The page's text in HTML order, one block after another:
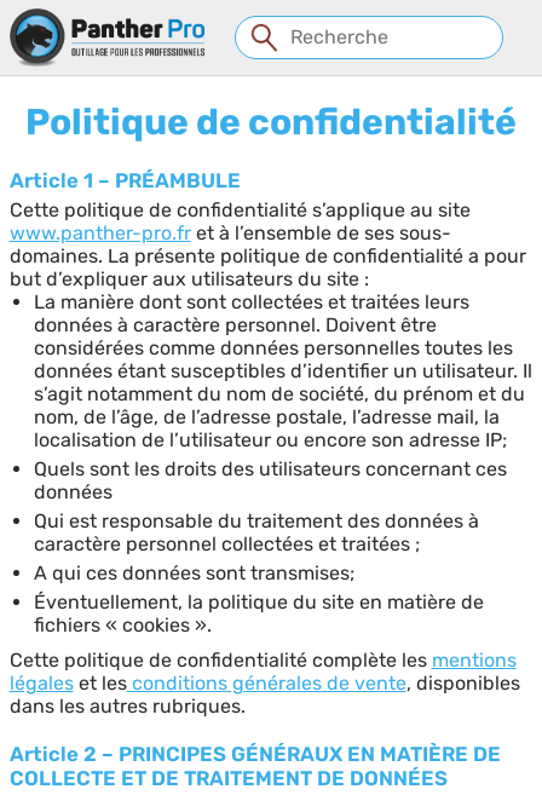
Politique de confidentialité
Article 1 – PRÉAMBULE
Cette politique de confidentialité s’applique au site
www.panther-pro.fret à l’ensemble de ses sous-
domaines. La présente politique de confidentialité a pour
but d’expliquer aux utilisateurs du site :
La manière dont sont collectées et traitées leurs
données à caractère personnel. Doivent être
considérées comme données personnelles toutes les
données étant susceptibles d’identifier un utilisateur. Il
s’agit notamment du nom de société, du prénom et du
nom, de l’âge, de l’adresse postale, l’adresse mail, la
localisation de l’utilisateur ou encore son adresse IP;
Quels sont les droits des utilisateurs concernant ces
données
Qui est responsable du traitement des données à
caractère personnel collectées et traitées ;
A qui ces données sont transmises;
Éventuellement, la politique du site en matière de
fichiers « cookies ».
Cette politique de confidentialité complète les mentions
légaleset lesconditions générales de vente, disponibles
dans les autres rubriques.
Article 2 – PRINCIPES GÉNÉRAUX EN MATIÈRE DE
COLLECTE ET DE TRAITEMENT DE DONNÉES
Panneau de gestion des cookies